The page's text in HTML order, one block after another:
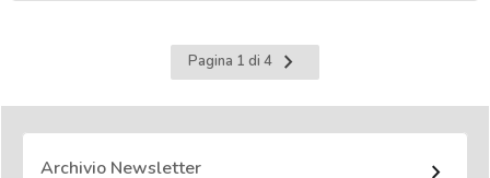
Pagina 1 di 4
Pagina
successiva
Archivio Newsletter